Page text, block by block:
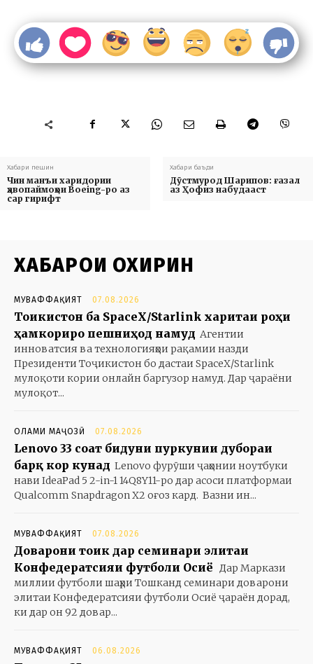
Хабари пешин
Чин манъи харидории
ҳавопаймоҳои Boeing-ро аз
сар гирифт
Хабари баъди
Дӯстмурод Шарипов: ғазал
аз Ҳофиз набудааст
ХАБАРҲОИ ОХИРИН
МУВАФФАҚИЯТ 07.08.2026
Тоҷикистон ба SpaceX/Starlink харитаи роҳи
ҳамкориро пешниҳод намуд Агентии
инноватсия ва технологияҳои рақамии назди
Президенти Тоҷикистон бо дастаи SpaceX/Starlink
мулоқоти кории онлайн баргузор намуд. Дар ҷараёни
мулоқот...
ОЛАМИ МАҶОЗӢ 07.08.2026
Lenovo 33 соат бидуни пуркунии дубораи
барқ кор кунад Lenovo фурӯши ҷаҳонии ноутбуки
нави IdeaPad 5 2-in-1 14Q8Y11-ро дар асоси платформаи
Qualcomm Snapdragon X2 оғоз кард. Вазни ин...
МУВАФФАҚИЯТ 07.08.2026
Доварони тоҷик дар семинари элитаи
Конфедератсияи футболи Осиё Дар Маркази
миллии футболи шаҳри Тошканд семинари доварони
элитаи Конфедератсияи футболи Осиё ҷараён дорад,
ки дар он 92 довар...
МУВАФФАҚИЯТ 06.08.2026